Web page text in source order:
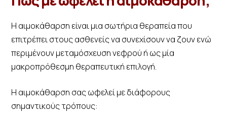
Η αιμοκάθαρση είναι μια σωτήρια θεραπεία που
επιτρέπει στους ασθενείς να συνεχίσουν να ζουν ενώ
περιμένουν μεταμόσχευση νεφρού ή ως μία
μακροπρόθεσμη θεραπευτική επιλογή.
Η αιμοκάθαρση σας ωφελεί με διάφορους
σημαντικούς τρόπους: